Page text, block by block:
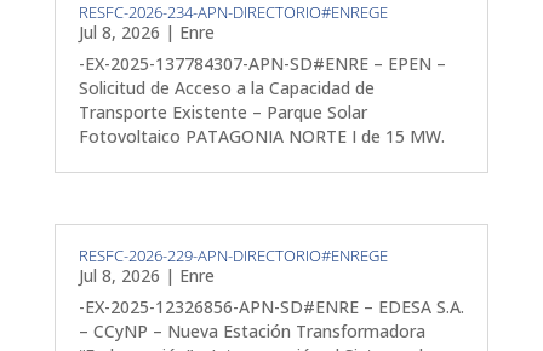
RESFC-2026-234-APN-DIRECTORIO#ENREGE
Jul 8, 2026 | Enre
-EX-2025-137784307-APN-SD#ENRE – EPEN –
Solicitud de Acceso a la Capacidad de
Transporte Existente – Parque Solar
Fotovoltaico PATAGONIA NORTE I de 15 MW.
RESFC-2026-229-APN-DIRECTORIO#ENREGE
Jul 8, 2026 | Enre
-EX-2025-12326856-APN-SD#ENRE – EDESA S.A.
– CCyNP – Nueva Estación Transformadora